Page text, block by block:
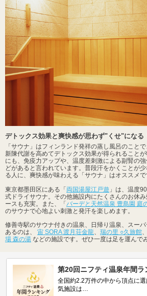
デトックス効果と爽快感が思わず"くせ"になる
「サウナ」はフィンランド発祥の蒸し風呂のこと
新陳代謝を高めてデトックス効果が得られること
にも、免疫力アップや、温度差刺激による副腎の
どがあると言われています。普段汗をかくことが
る人に、爽快感が味わえる「サウナ」はオススメで
東京都墨田区にある「 両国湯屋江戸遊 」は、温度
式ドライサウナ。その他施設内にたくさんのお休
ースも充実。また、「 バーデと天然温泉 豊島園 庭
のサウナで心地よい刺激と発汗を楽しめます。
修善寺駅のサウナ付きの温泉、日帰り温泉、スー
あるのは、 宙 SORA 渡月荘金龍、 瑞の里 ○久旅館、
場 森の湯 などの施設です。ぜひ一度は足を運んで
第20回ニフティ温泉年間ラ
全国約2.2万件の中から頂点に
気施設は…